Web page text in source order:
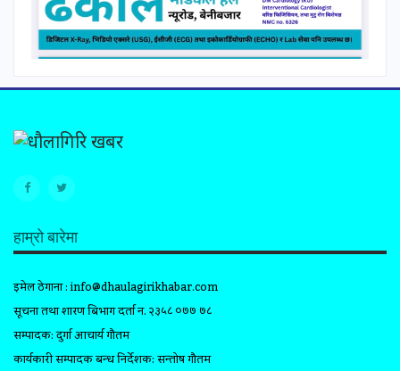
हाम्रो बारेमा
इमेल ठेगाना :info@dhaulagirikhabar.com
सूचना तथा प्रशारण बिभाग दर्ता न. २३५८ ०७७ ७८
सम्पादक: दुर्गा आचार्य गौतम
कार्यकारी सम्पादक प्रबन्ध निर्देशक: सन्तोष गौतम